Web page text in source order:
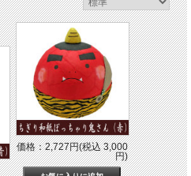
価格：2,727円(税込 3,000
円)